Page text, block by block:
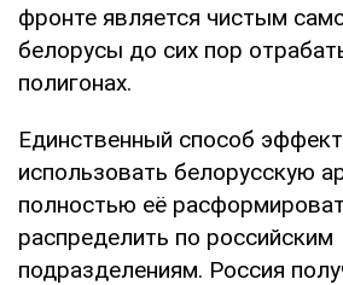
фронте является чистым
белорусы до сих пор
полигонах.
Единственный способ
использовать белорусскую
полностью её
распределить по российским
подразделениям. Россия